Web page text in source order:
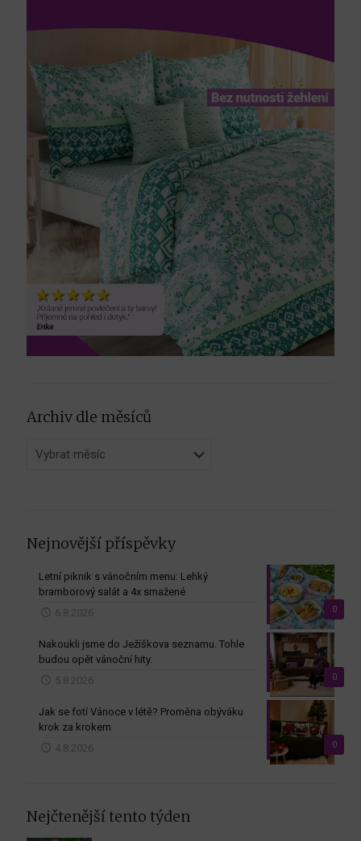
Archiv dle měsíců
dle
Nejnovější příspěvky
0
Letní piknik s vánočním menu: Lehký
bramborový salát a 4x smažené
6.8.2026
0
Nakoukli jsme do Ježíškova seznamu. Tohle
budou opět vánoční hity.
5.8.2026
0
Jak se fotí Vánoce v létě? Proměna obýváku
krok za krokem
4.8.2026
Nejčtenější tento týden